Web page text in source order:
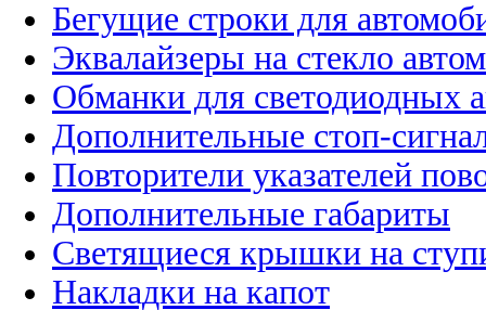
Бегущие строки для
Эквалайзеры на стекло
Обманки для светодиодных
Дополнительные стоп-
Повторители указателей
Дополнительные габариты
Светящиеся крышки на
Накладки на капот